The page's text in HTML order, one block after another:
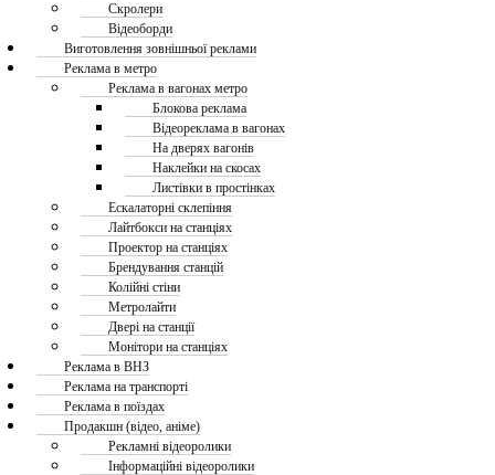
Скролери
Відеоборди
Виготовлення зовнішньої реклами
Реклама в метро
Реклама в вагонах метро
Блокова реклама
Відеореклама в вагонах
На дверях вагонів
Наклейки на скосах
Листівки в простінках
Ескалаторні склепіння
Лайтбокси на станціях
Проектор на станціях
Брендування станцій
Колійні стіни
Метролайти
Двері на станції
Монітори на станціях
Реклама в ВНЗ
Реклама на транспорті
Реклама в поїздах
Продакшн (відео, аніме)
Рекламні відеоролики
Інформаційні відеоролики